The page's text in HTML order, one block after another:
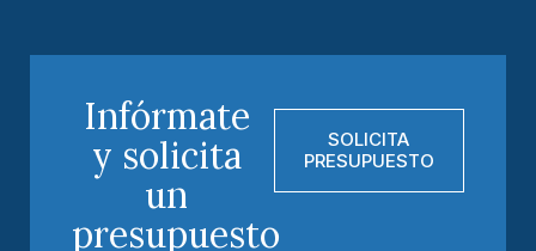
Infórmate
y solicita
un
presupuesto
SOLICITA
PRESUPUESTO